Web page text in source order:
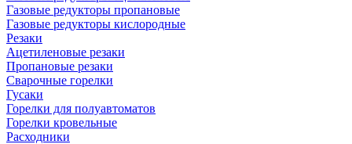
Газовые редукторы пропановые
Газовые редукторы кислородные
Резаки
Ацетиленовые резаки
Пропановые резаки
Сварочные горелки
Гусаки
Горелки для полуавтоматов
Горелки кровельные
Расходники